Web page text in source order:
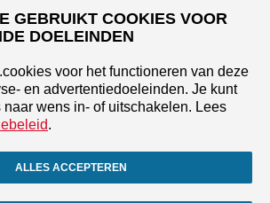
GEBRUIKT COOKIES VOOR
DOELEINDEN
voor het functioneren van deze
en advertentiedoeleinden. Je kunt
wens in- of uitschakelen. Lees
.
ALLES ACCEPTEREN